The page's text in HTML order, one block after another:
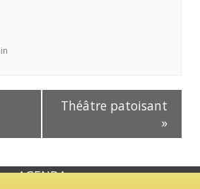
Théâtre patoisant
»
AGENDA